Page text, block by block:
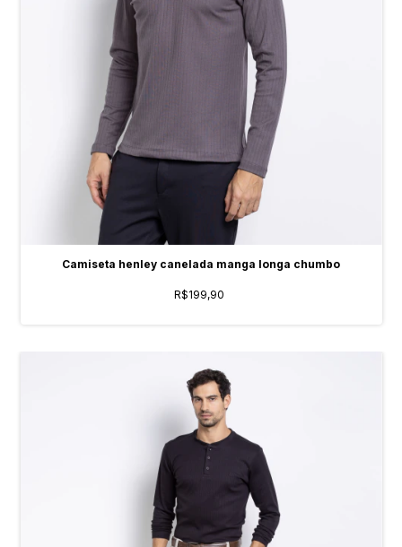
Camiseta henley canelada manga longa chumbo
R$199,90